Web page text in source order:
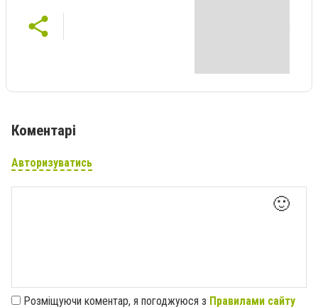
Коментарі
Авторизуватись
🙂
Розміщуючи коментар, я погоджуюся з Правилами сайту